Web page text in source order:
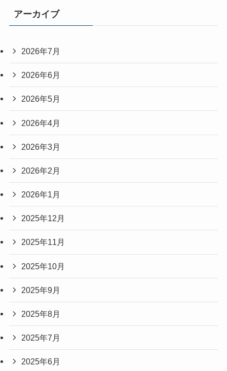
アーカイブ
2026年7月
2026年6月
2026年5月
2026年4月
2026年3月
2026年2月
2026年1月
2025年12月
2025年11月
2025年10月
2025年9月
2025年8月
2025年7月
2025年6月